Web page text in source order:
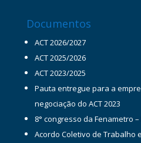
Documentos
ACT 2026/2027
ACT 2025/2026
ACT 2023/2025
Pauta entregue para a
negociação do ACT 2023
8° congresso da Fenametro
Acordo Coletivo de Trabalho